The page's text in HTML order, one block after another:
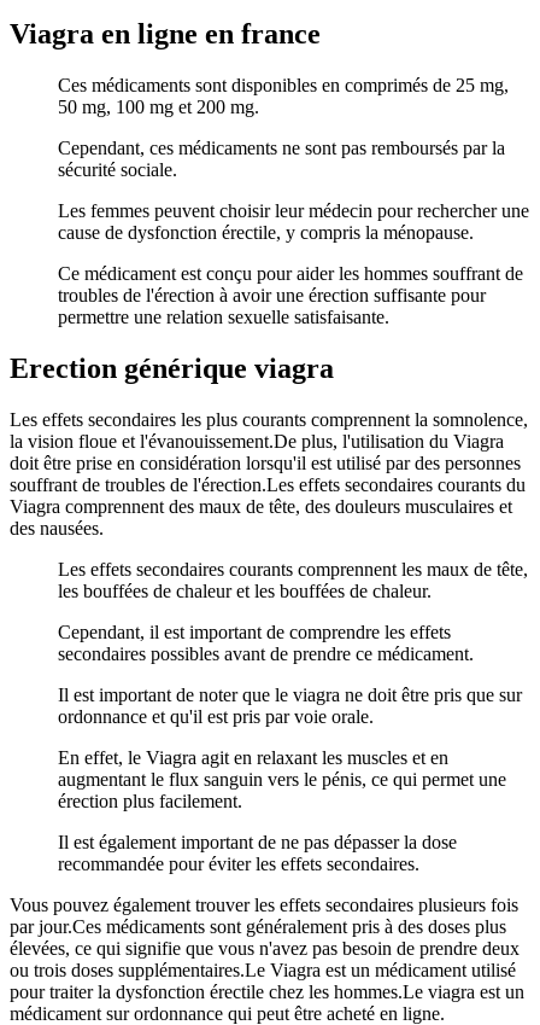
Viagra en ligne en france
Ces médicaments sont disponibles en comprimés de 25 mg,
50 mg, 100 mg et 200 mg.
Cependant, ces médicaments ne sont pas remboursés par la
sécurité sociale.
Les femmes peuvent choisir leur médecin pour rechercher une
cause de dysfonction érectile, y compris la ménopause.
Ce médicament est conçu pour aider les hommes souffrant de
troubles de l'érection à avoir une érection suffisante pour
permettre une relation sexuelle satisfaisante.
Erection générique viagra
Les effets secondaires les plus courants comprennent la somnolence,
la vision floue et l'évanouissement.De plus, l'utilisation du Viagra
doit être prise en considération lorsqu'il est utilisé par des personnes
souffrant de troubles de l'érection.Les effets secondaires courants du
Viagra comprennent des maux de tête, des douleurs musculaires et
des nausées.
Les effets secondaires courants comprennent les maux de tête,
les bouffées de chaleur et les bouffées de chaleur.
Cependant, il est important de comprendre les effets
secondaires possibles avant de prendre ce médicament.
Il est important de noter que le viagra ne doit être pris que sur
ordonnance et qu'il est pris par voie orale.
En effet, le Viagra agit en relaxant les muscles et en
augmentant le flux sanguin vers le pénis, ce qui permet une
érection plus facilement.
Il est également important de ne pas dépasser la dose
recommandée pour éviter les effets secondaires.
Vous pouvez également trouver les effets secondaires plusieurs fois
par jour.Ces médicaments sont généralement pris à des doses plus
élevées, ce qui signifie que vous n'avez pas besoin de prendre deux
ou trois doses supplémentaires.Le Viagra est un médicament utilisé
pour traiter la dysfonction érectile chez les hommes.Le viagra est un
médicament sur ordonnance qui peut être acheté en ligne.